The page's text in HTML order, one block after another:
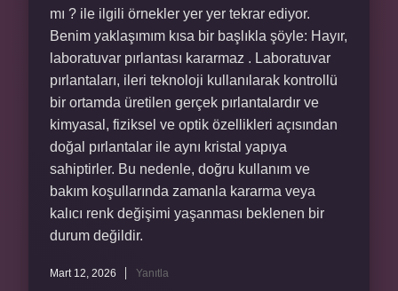
mı ? ile ilgili örnekler yer yer tekrar ediyor.
Benim yaklaşımım kısa bir başlıkla şöyle: Hayır,
laboratuvar pırlantası kararmaz . Laboratuvar
pırlantaları, ileri teknoloji kullanılarak kontrollü
bir ortamda üretilen gerçek pırlantalardır ve
kimyasal, fiziksel ve optik özellikleri açısından
doğal pırlantalar ile aynı kristal yapıya
sahiptirler. Bu nedenle, doğru kullanım ve
bakım koşullarında zamanla kararma veya
kalıcı renk değişimi yaşanması beklenen bir
durum değildir.
Mart 12, 2026 Yanıtla